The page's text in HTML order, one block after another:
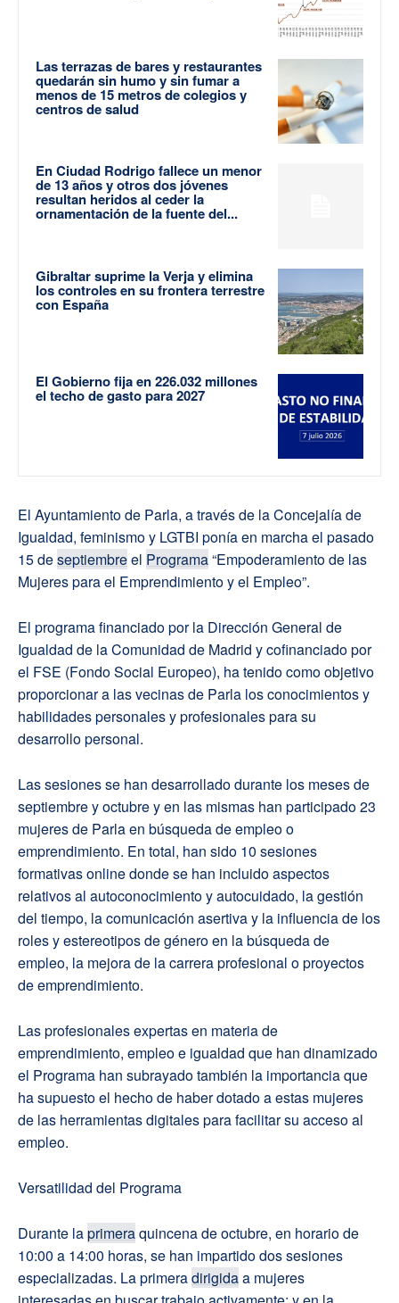
Las terrazas de bares y restaurantes
quedarán sin humo y sin fumar a
menos de 15 metros de colegios y
centros de salud
En Ciudad Rodrigo fallece un menor
de 13 años y otros dos jóvenes
resultan heridos al ceder la
ornamentación de la fuente del...
Gibraltar suprime la Verja y elimina
los controles en su frontera terrestre
con España
El Gobierno fija en 226.032 millones
el techo de gasto para 2027
El Ayuntamiento de Parla, a través de la Concejalía de
Igualdad, feminismo y LGTBI ponía en marcha el pasado
15 deseptiembreel Programa“Empoderamiento de las
Mujeres para el Emprendimiento y el Empleo”.
El programa financiado por la Dirección General de
Igualdad de la Comunidad de Madrid y cofinanciado por
el FSE (Fondo Social Europeo), ha tenido como objetivo
proporcionar a las vecinas de Parla los conocimientos y
habilidades personales y profesionales para su
desarrollo personal.
Las sesiones se han desarrollado durante los meses de
septiembre y octubre y en las mismas han participado 23
mujeres de Parla en búsqueda de empleo o
emprendimiento. En total, han sido 10 sesiones
formativas online donde se han incluido aspectos
relativos al autoconocimiento y autocuidado, la gestión
del tiempo, la comunicación asertiva y la influencia de los
roles y estereotipos de género en la búsqueda de
empleo, la mejora de la carrera profesional o proyectos
de emprendimiento.
Las profesionales expertas en materia de
emprendimiento, empleo e igualdad que han dinamizado
el Programa han subrayado también la importancia que
ha supuesto el hecho de haber dotado a estas mujeres
de las herramientas digitales para facilitar su acceso al
empleo.
Versatilidad del Programa
Durante laprimeraquincena de octubre, en horario de
10:00 a 14:00 horas, se han impartido dos sesiones
especializadas. La primeradirigidaa mujeres